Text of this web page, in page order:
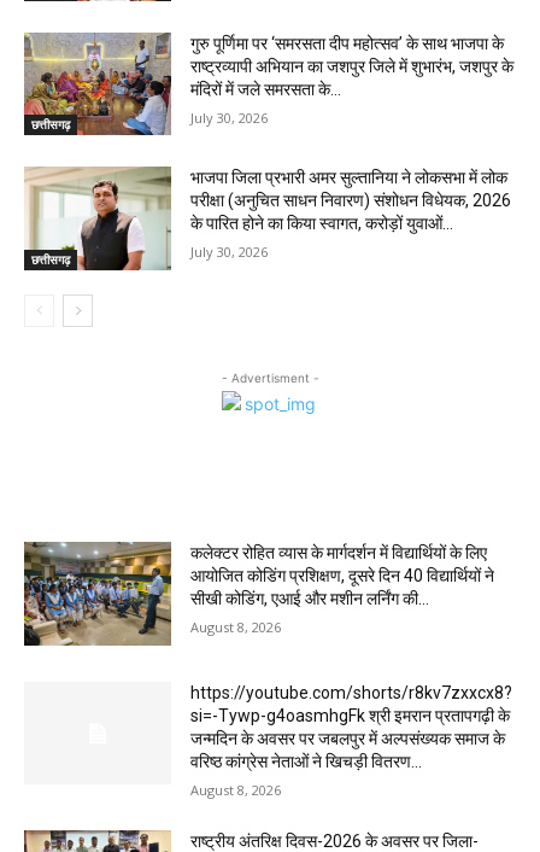
छत्तीसगढ़
गुरु पूर्णिमा पर ‘समरसता दीप महोत्सव’ के साथ भाजपा के
राष्ट्रव्यापी अभियान का जशपुर जिले में शुभारंभ, जशपुर के
मंदिरों में जले समरसता के...
July 30, 2026
छत्तीसगढ़
भाजपा जिला प्रभारी अमर सुल्तानिया ने लोकसभा में लोक
परीक्षा (अनुचित साधन निवारण) संशोधन विधेयक, 2026
के पारित होने का किया स्वागत, करोड़ों युवाओं...
July 30, 2026
- Advertisment -
कलेक्टर रोहित व्यास के मार्गदर्शन में विद्यार्थियों के लिए
आयोजित कोडिंग प्रशिक्षण, दूसरे दिन 40 विद्यार्थियों ने
सीखी कोडिंग, एआई और मशीन लर्निंग की...
August 8, 2026
https://youtube.com/shorts/r8kv7zxxcx8?
si=-Tywp-g4oasmhgFk श्री इमरान प्रतापगढ़ी के
जन्मदिन के अवसर पर जबलपुर में अल्पसंख्यक समाज के
वरिष्ठ कांग्रेस नेताओं ने खिचड़ी वितरण...
August 8, 2026
राष्ट्रीय अंतरिक्ष दिवस-2026 के अवसर पर जिला-